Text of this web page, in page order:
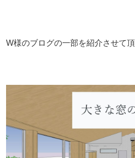
W様のブログの一部を紹介させて